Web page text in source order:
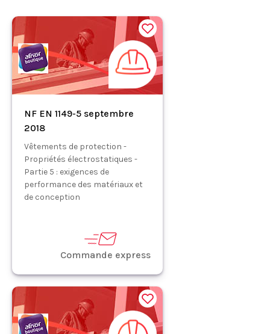
NF EN 1149-5 septembre
2018
Vêtements de protection -
Propriétés électrostatiques -
Partie 5 : exigences de
performance des matériaux et
de conception
Commande express